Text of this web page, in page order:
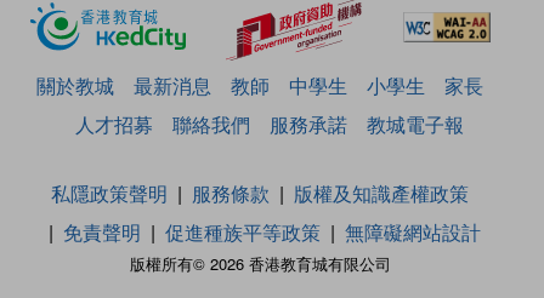
關於教城 最新消息 教師 中學生 小學生
家長
人才招募
聯絡我們 服務承諾 教城電子報
版權所有© 2026 香港教育城有限公司
私隱政策聲明 服務條款
版權及知識產權政策
免責聲明
促進種族平等政策 無障礙網站設計